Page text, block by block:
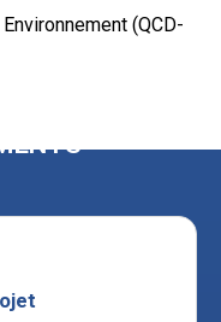
(QCD-